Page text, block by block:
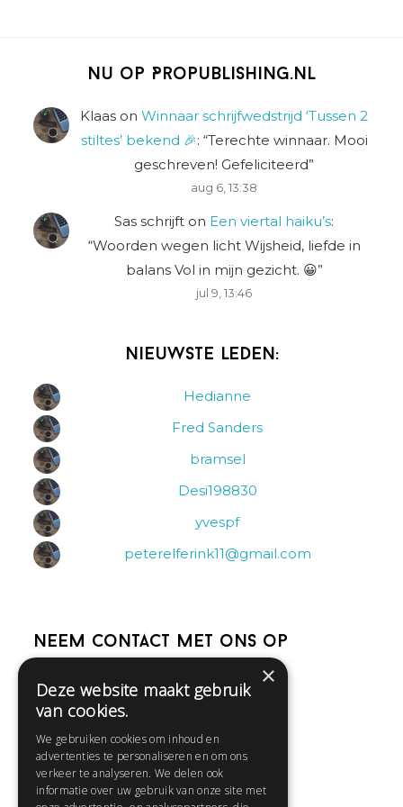
Nu op Propublishing.nl
Klaas on Winnaar schrijfwedstrijd ‘Tussen 2
stiltes’ bekend 🎉: “Terechte winnaar. Mooi
geschreven! Gefeliciteerd”
aug 6, 13:38
Sas schrijft on Een viertal haiku’s:
“Woorden wegen licht Wijsheid, liefde in
balans Vol in mijn gezicht. 😀”
jul 9, 13:46
Nieuwste leden:
Hedianne
Fred Sanders
bramsel
Desi198830
yvespf
peterelferink11@gmail.com
Neem contact met ons op
Help
Contact
Huisregels
×
Deze website maakt gebruik
van cookies.
We gebruiken cookies om inhoud en
advertenties te personaliseren en om ons
verkeer te analyseren. We delen ook
informatie over uw gebruik van onze site met